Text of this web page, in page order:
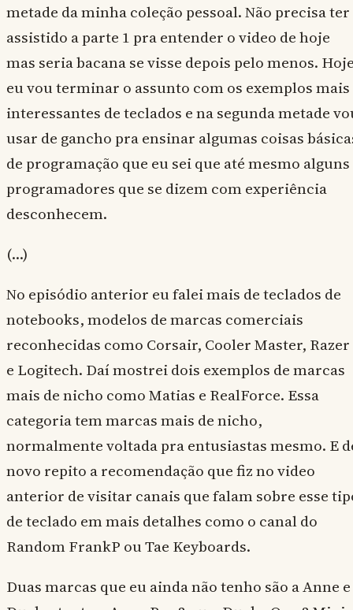
metade da minha coleção pessoal. Não precisa ter
assistido a parte 1 pra entender o video de hoje
mas seria bacana se visse depois pelo menos.
eu vou terminar o assunto com os exemplos mais
interessantes de teclados e na segunda metade
usar de gancho pra ensinar algumas coisas
de programação que eu sei que até mesmo alguns
programadores que se dizem com experiência
desconhecem.
(…)
No episódio anterior eu falei mais de teclados de
notebooks, modelos de marcas comerciais
reconhecidas como Corsair, Cooler Master, Razer
e Logitech. Daí mostrei dois exemplos de marcas
mais de nicho como Matias e RealForce. Essa
categoria tem marcas mais de nicho,
normalmente voltada pra entusiastas mesmo. E
novo repito a recomendação que fiz no video
anterior de visitar canais que falam sobre esse
de teclado em mais detalhes como o canal do
Random FrankP ou Tae Keyboards.
Duas marcas que eu ainda não tenho são a Anne e